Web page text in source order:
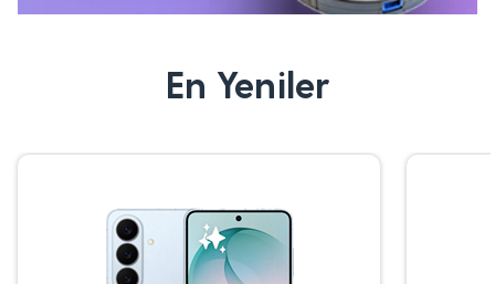
En Yeniler